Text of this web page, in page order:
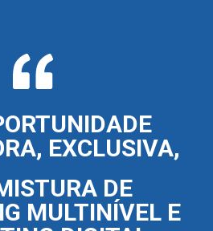
EXCLUSIVA,
DE
MULTINÍVEL E